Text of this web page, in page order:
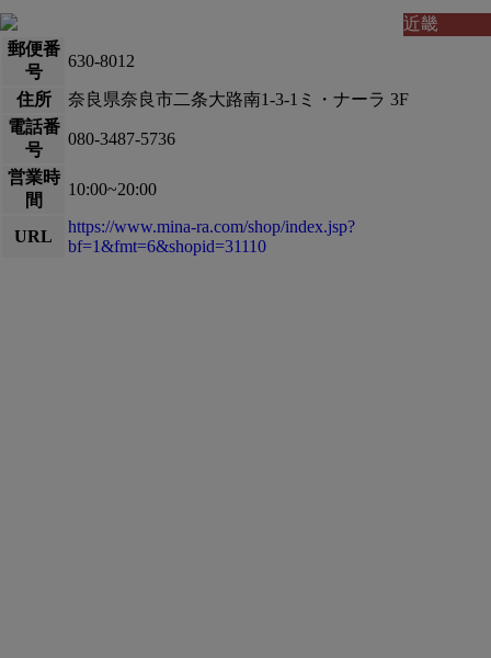
近畿
郵便番
号
630-8012
住所
奈良県奈良市二条大路南1-3-1ミ・ナーラ 3F
電話番
号
080-3487-5736
営業時
間
10:00~20:00
URL
https://www.mina-ra.com/shop/index.jsp?
bf=1&fmt=6&shopid=31110